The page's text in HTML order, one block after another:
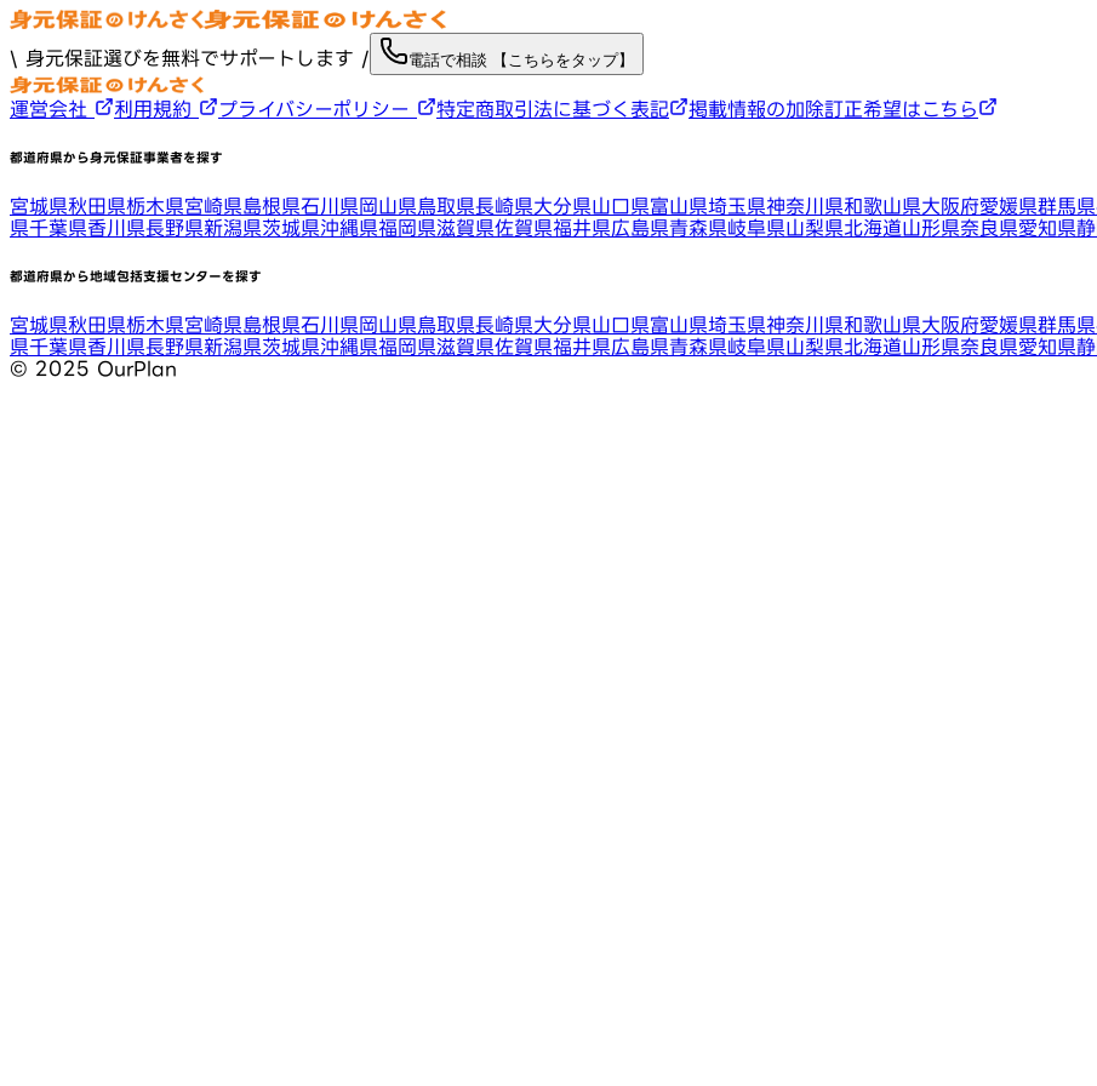
\ 身元保証選びを無料でサポートします / 電話で相談 【こちらをタップ】
運営会社 利用規約 プライバシーポリシー 特定商取引法に基づく表記 掲載情報の加除訂正希望はこちら
都道府県から身元保証事業者を探す
宮城県秋田県栃木県宮崎県島根県石川県岡山県鳥取県長崎県大分県山口県富山県埼玉県神奈川県和歌山県大阪府愛媛県群馬県
県千葉県香川県長野県新潟県茨城県沖縄県福岡県滋賀県佐賀県福井県広島県青森県岐阜県山梨県北海道山形県奈良県愛知県
都道府県から地域包括支援センターを探す
宮城県秋田県栃木県宮崎県島根県石川県岡山県鳥取県長崎県大分県山口県富山県埼玉県神奈川県和歌山県大阪府愛媛県群馬県
県千葉県香川県長野県新潟県茨城県沖縄県福岡県滋賀県佐賀県福井県広島県青森県岐阜県山梨県北海道山形県奈良県愛知県
©︎ 2025 OurPlan